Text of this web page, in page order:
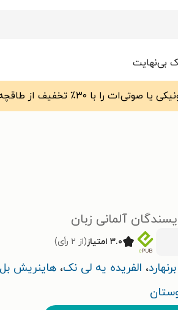
بی‌نهایت
آلمانی زبان
۳.۰ امتیاز (از ۲ رأی)
، الفریده یه لی نک، هاینریش بل